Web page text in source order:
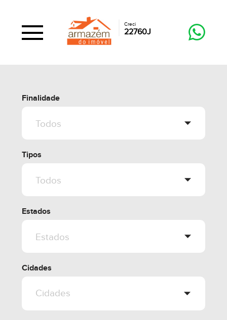
Creci
22760J
Finalidade
Tipos
Estados
Cidades